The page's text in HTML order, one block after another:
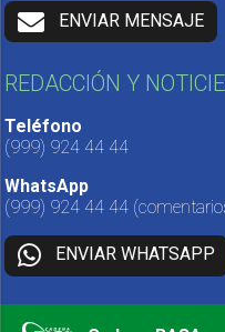
ENVIAR MENSAJE
REDACCIÓN Y
Teléfono
(999) 924 44 44
WhatsApp
(999) 924 44 44
ENVIAR WHATSAPP